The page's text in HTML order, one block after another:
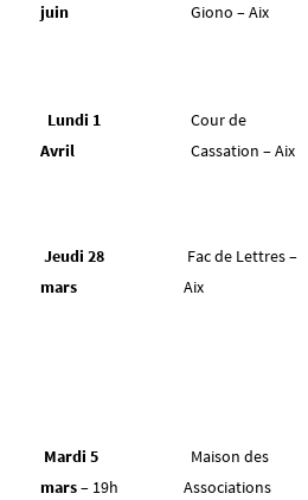
juin
Giono – Aix
Lundi 1
Avril
Cour de
Cassation – Aix
Jeudi 28
mars
Fac de Lettres –
Aix
Mardi 5
mars– 19h
Maison des
Associations